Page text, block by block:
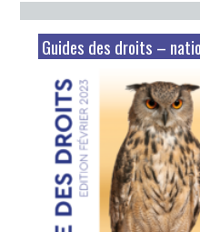
Guides des droits –